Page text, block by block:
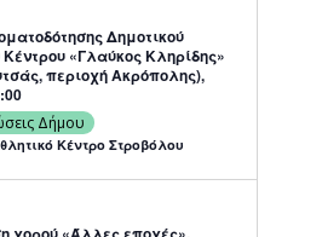
Δημοτικού
Κέντρου «Γλαύκος Κληρίδης»
περιοχή Ακρόπολης),
Δήμου
Κέντρο Στροβόλου